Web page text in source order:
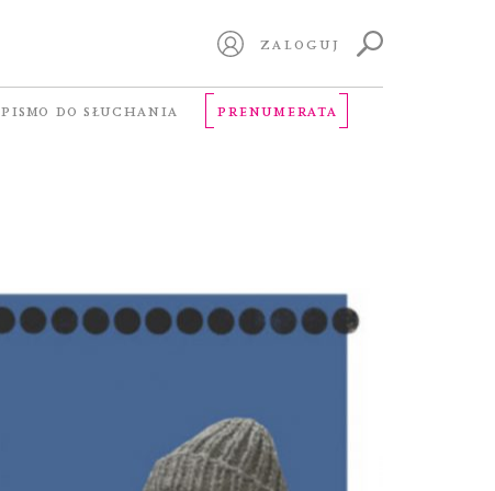
ZALOGUJ
PISMO DO SŁUCHANIA PRENUMERATA